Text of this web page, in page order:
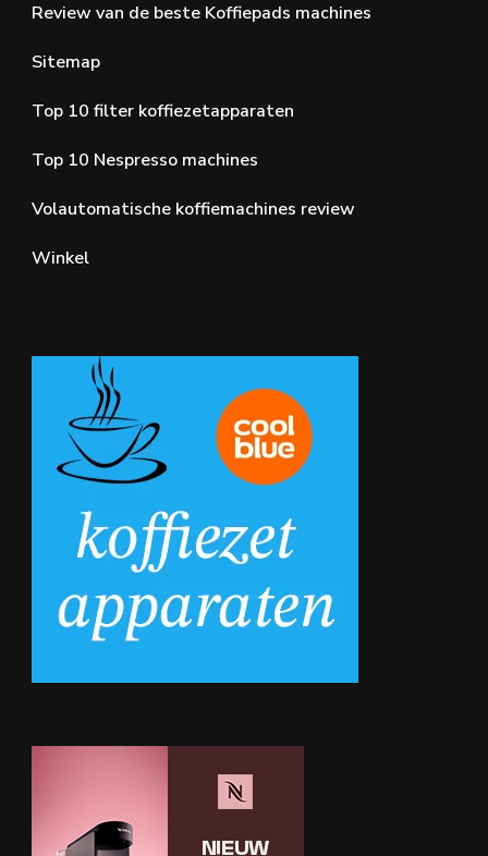
Review van de beste Koffiepads machines
Sitemap
Top 10 filter koffiezetapparaten
Top 10 Nespresso machines
Volautomatische koffiemachines review
Winkel